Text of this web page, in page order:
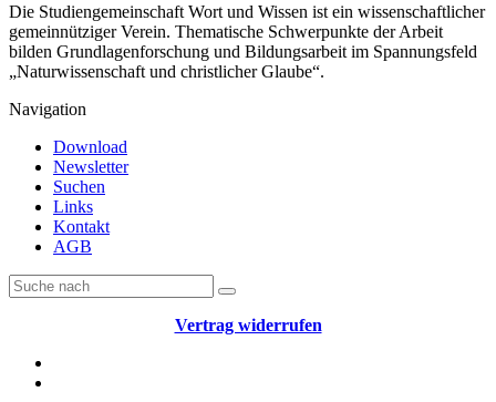
Die Studiengemeinschaft Wort und Wissen ist ein wissenschaftlicher
gemeinnütziger Verein. Thematische Schwerpunkte der Arbeit
bilden Grundlagenforschung und Bildungsarbeit im Spannungsfeld
„Naturwissenschaft und christlicher Glaube“.
Navigation
Download
Newsletter
Suchen
Links
Kontakt
AGB
Vertrag widerrufen